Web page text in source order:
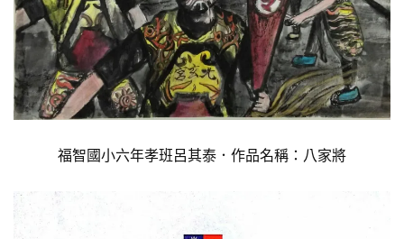
福智國小六年孝班呂其泰．作品名稱：八家將